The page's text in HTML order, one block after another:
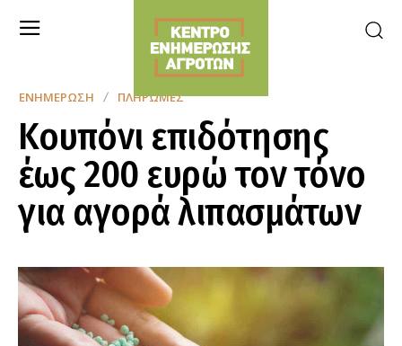
ΕΝΗΜΈΡΩΣΗ ΠΛΗΡΩΜΈΣ
Κουπόνι επιδότησης
έως 200 ευρώ τον τόνο
για αγορά λιπασμάτων